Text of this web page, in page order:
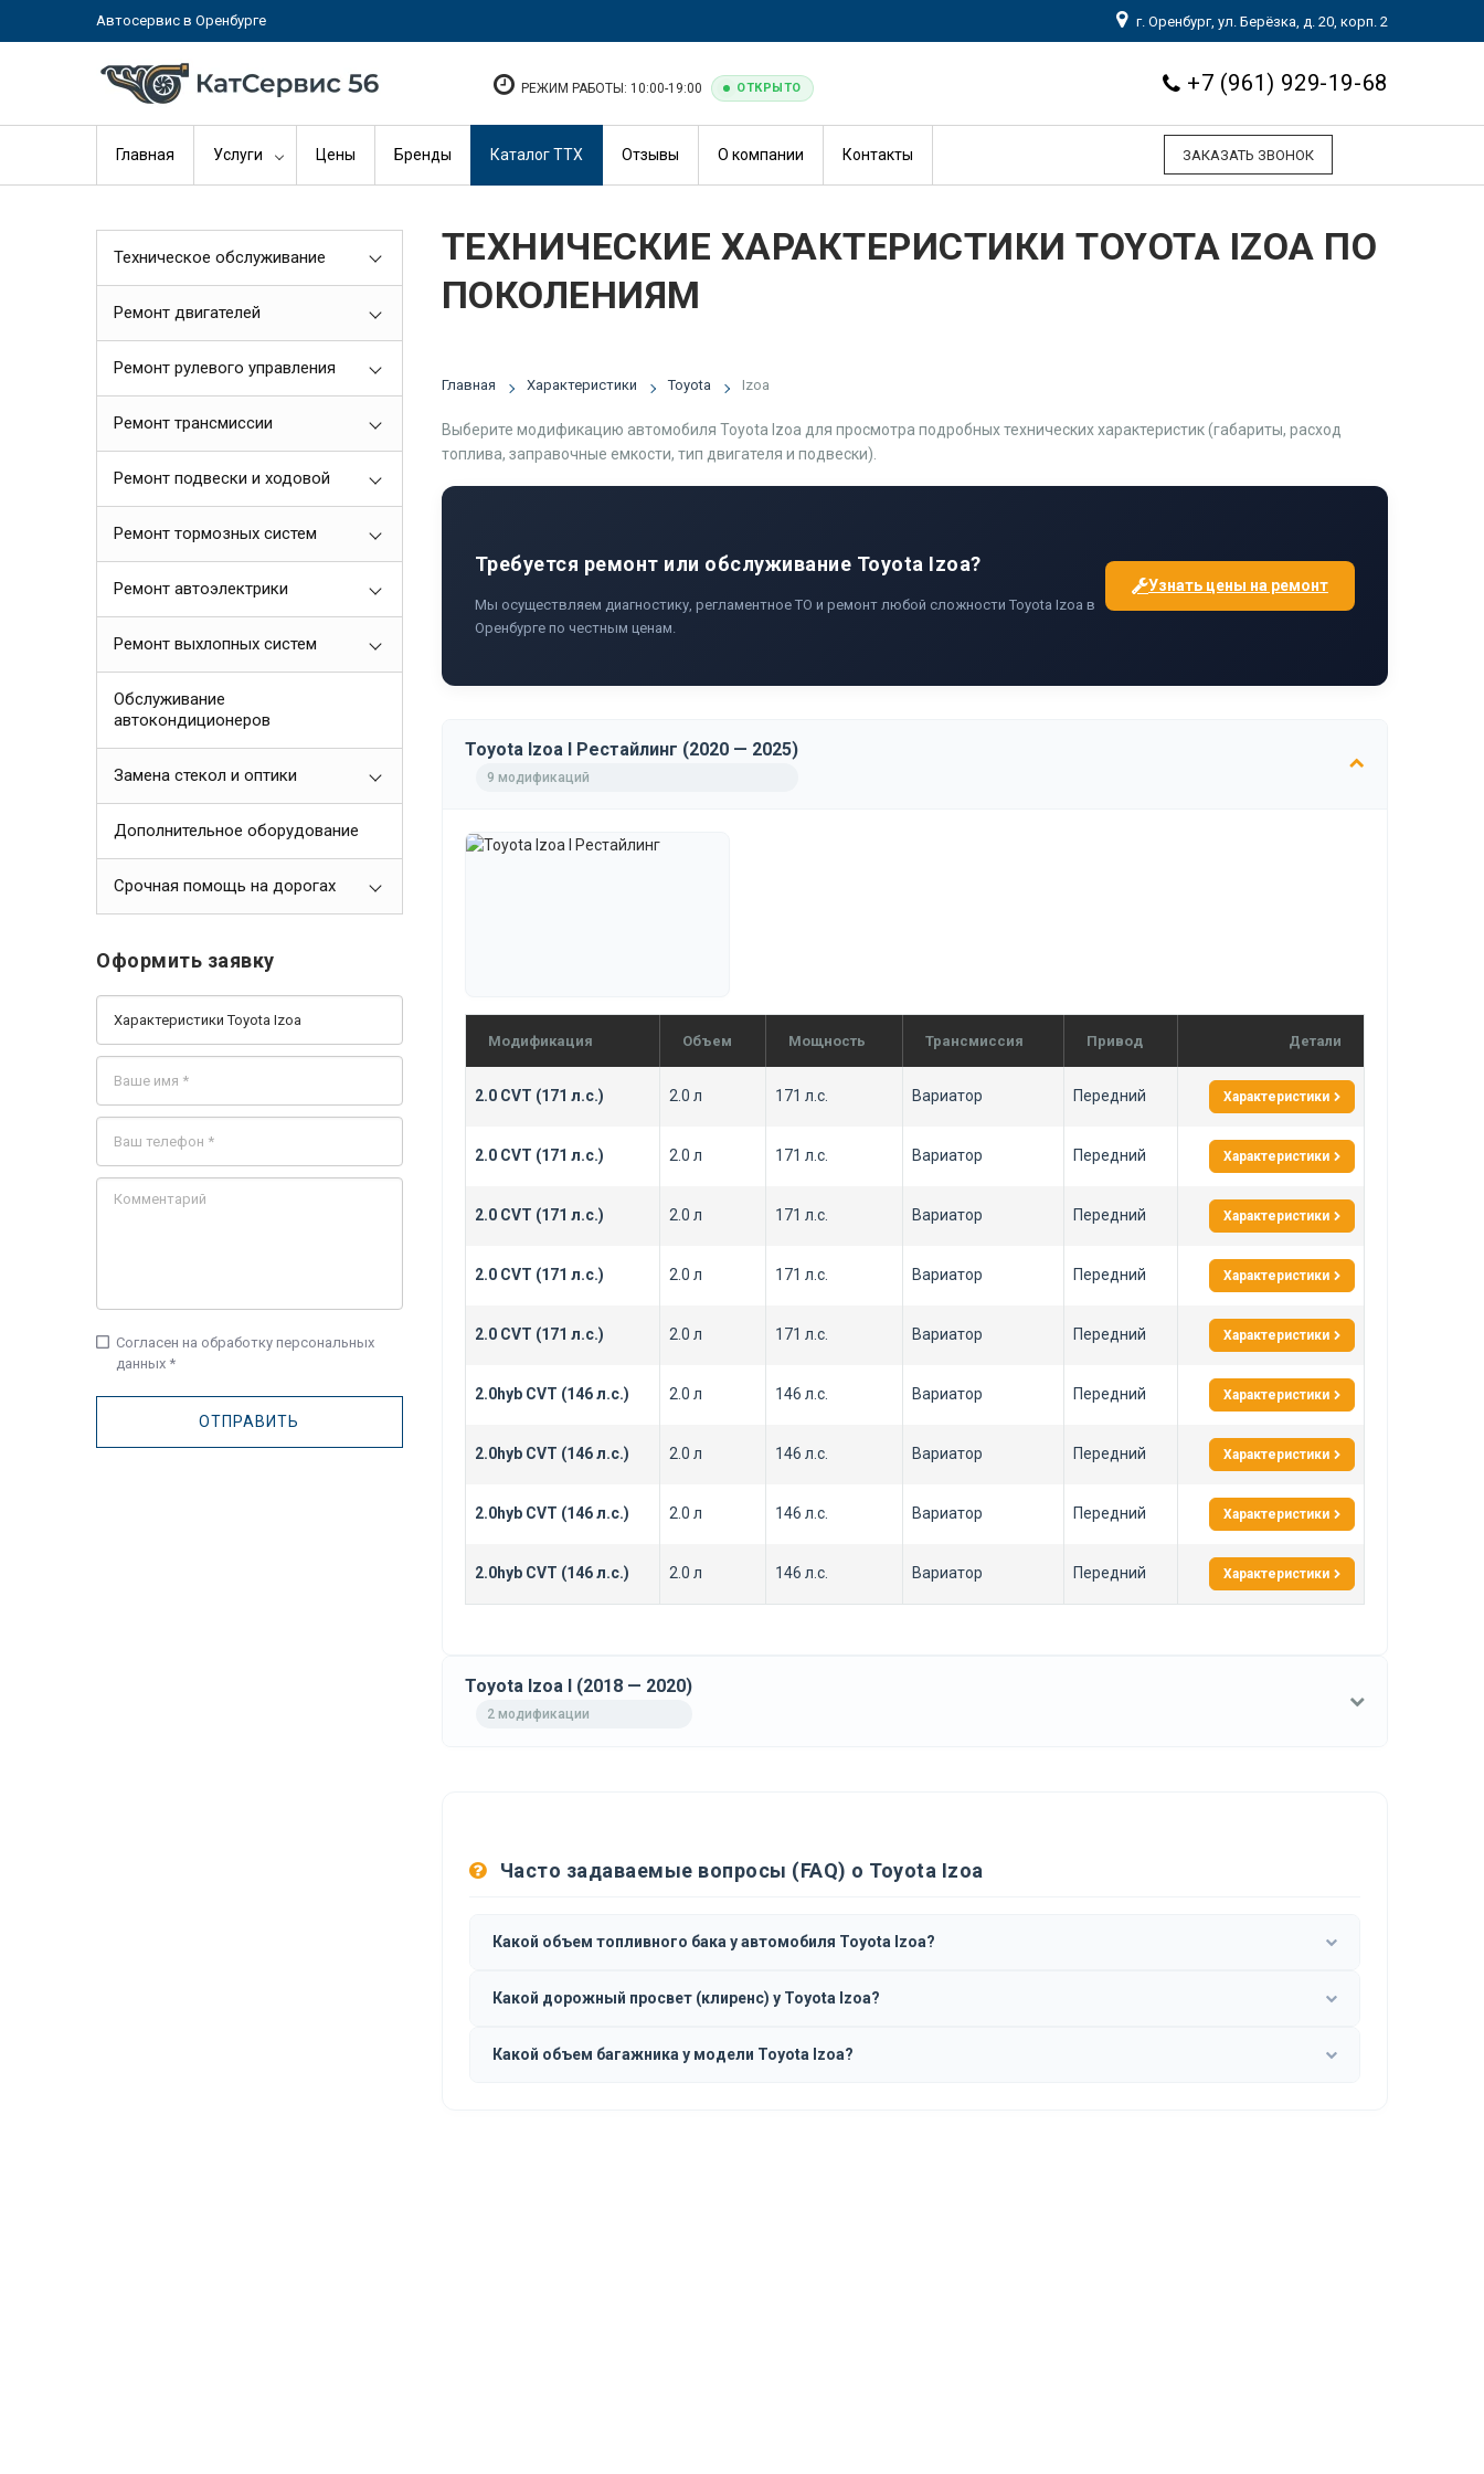
Автосервис в Оренбурге г. Оренбург, ул. Берёзка, д. 20, корп. 2
+7 (961) 929-19-68
РЕЖИМ РАБОТЫ: 10:00-19:00 ОТКРЫТО
ЗАКАЗАТЬ ЗВОНОК
Главная Услуги Цены Бренды Каталог ТТХ Отзывы О компании Контакты
ТЕХНИЧЕСКИЕ ХАРАКТЕРИСТИКИ TOYOTA IZOA ПО
ПОКОЛЕНИЯМ
Главная Характеристики Toyota Izoa
Выберите модификацию автомобиля Toyota Izoa для просмотра подробных технических характеристик (габариты, расход
топлива, заправочные емкости, тип двигателя и подвески).
Требуется ремонт или обслуживание Toyota Izoa?
Мы осуществляем диагностику, регламентное ТО и ремонт любой сложности Toyota Izoa в
Оренбурге по честным ценам.
Узнать цены на ремонт
Toyota Izoa I Рестайлинг (2020 — 2025)
9 модификаций
Модификация Объем Мощность Трансмиссия Привод Детали
2.0 CVT (171 л.с.) 2.0 л 171 л.с. Вариатор Передний Характеристики
2.0 CVT (171 л.с.) 2.0 л 171 л.с. Вариатор Передний Характеристики
2.0 CVT (171 л.с.) 2.0 л 171 л.с. Вариатор Передний Характеристики
2.0 CVT (171 л.с.) 2.0 л 171 л.с. Вариатор Передний Характеристики
2.0 CVT (171 л.с.) 2.0 л 171 л.с. Вариатор Передний Характеристики
2.0hyb CVT (146 л.с.) 2.0 л 146 л.с. Вариатор Передний Характеристики
2.0hyb CVT (146 л.с.) 2.0 л 146 л.с. Вариатор Передний Характеристики
2.0hyb CVT (146 л.с.) 2.0 л 146 л.с. Вариатор Передний Характеристики
2.0hyb CVT (146 л.с.) 2.0 л 146 л.с. Вариатор Передний Характеристики
Toyota Izoa I (2018 — 2020)
2 модификации
Часто задаваемые вопросы (FAQ) о Toyota Izoa
Какой объем топливного бака у автомобиля Toyota Izoa?
Какой дорожный просвет (клиренс) у Toyota Izoa?
Какой объем багажника у модели Toyota Izoa?
Техническое обслуживание
Ремонт двигателей
Ремонт рулевого управления
Ремонт трансмиссии
Ремонт подвески и ходовой
Ремонт тормозных систем
Ремонт автоэлектрики
Ремонт выхлопных систем
Обслуживание
автокондиционеров
Замена стекол и оптики
Дополнительное оборудование
Срочная помощь на дорогах
Оформить заявку
check_box_outline_blank Согласен на обработку персональных
данных *